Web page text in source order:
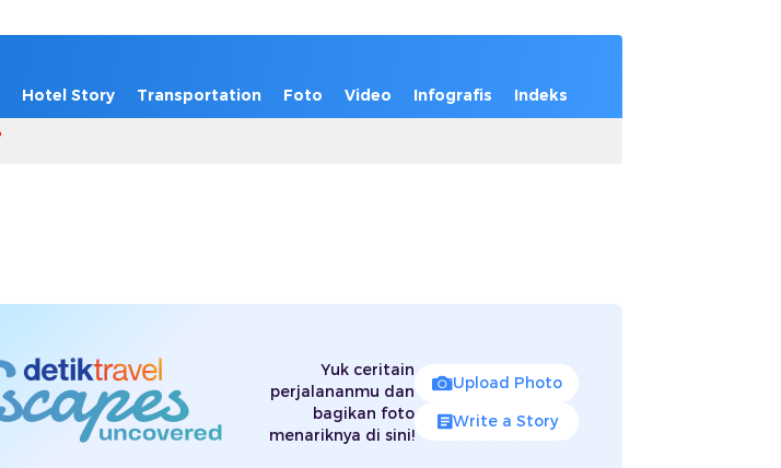
Hotel Story Transportation Foto Video Infografis Indeks
Yuk ceritain
perjalananmu dan
bagikan foto
menariknya di sini!
Upload Photo
Write a Story